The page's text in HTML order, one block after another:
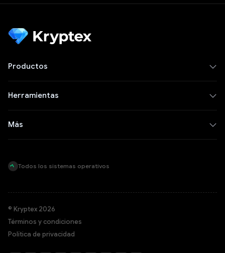
Productos
Herramientas
Más
Todos los sistemas operativos
© Kryptex 2026
Términos y condiciones
Política de privacidad